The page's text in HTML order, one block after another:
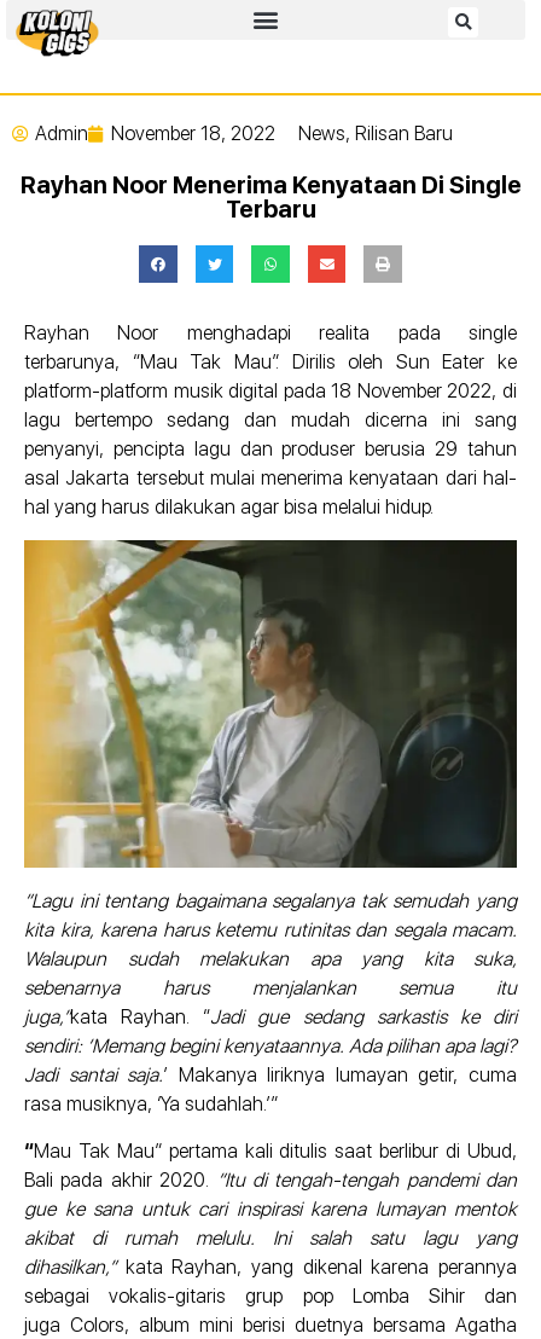
Admin November 18, 2022 News, Rilisan Baru
Rayhan Noor Menerima Kenyataan Di Single
Terbaru
Rayhan Noor menghadapi realita pada single
terbarunya, “Mau Tak Mau”. Dirilis oleh Sun Eater ke
platform-platform musik digital pada 18 November 2022, di
lagu bertempo sedang dan mudah dicerna ini sang
penyanyi, pencipta lagu dan produser berusia 29 tahun
asal Jakarta tersebut mulai menerima kenyataan dari hal-
hal yang harus dilakukan agar bisa melalui hidup.
“Lagu ini tentang bagaimana segalanya tak semudah yang
kita kira, karena harus ketemu rutinitas dan segala macam.
Walaupun sudah melakukan apa yang kita suka,
sebenarnya harus menjalankan semua itu
juga,”kata Rayhan. “Jadi gue sedang sarkastis ke diri
sendiri: ‘Memang begini kenyataannya. Ada pilihan apa lagi?
Jadi santai saja.’ Makanya liriknya lumayan getir, cuma
rasa musiknya, ‘Ya sudahlah.’”
“Mau Tak Mau” pertama kali ditulis saat berlibur di Ubud,
Bali pada akhir 2020.
“Itu di tengah-tengah pandemi dan
gue ke sana untuk cari inspirasi karena lumayan mentok
akibat di rumah melulu. Ini salah satu lagu yang
dihasilkan,” kata Rayhan, yang dikenal karena perannya
sebagai vokalis-gitaris grup pop Lomba Sihir dan
juga Colors, album mini berisi duetnya bersama Agatha